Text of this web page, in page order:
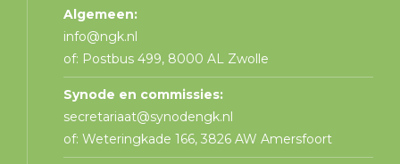
Algemeen:
info@ngk.nl
of: Postbus 499, 8000 AL Zwolle
Synode en commissies:
secretariaat@synodengk.nl
of: Weteringkade 166, 3826 AW Amersfoort